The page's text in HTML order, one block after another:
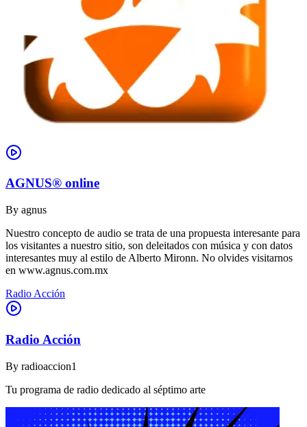
AGNUS® online
By agnus
Nuestro concepto de audio se trata de una propuesta interesante para
los visitantes a nuestro sitio, son deleitados con música y con datos
interesantes muy al estilo de Alberto Mironn. No olvides visitarnos
en www.agnus.com.mx
Radio Acción
Radio Acción
By radioaccion1
Tu programa de radio dedicado al séptimo arte